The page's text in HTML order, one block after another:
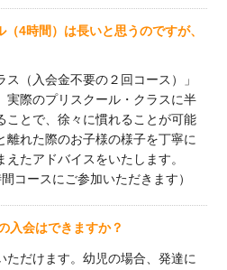
4時間）は長いと思うのですが、
ス（入会金不要の２回コース）」
実際のプリスクール・クラスに半
ことで、徐々に慣れることが可能
離れた際のお子様の様子を丁寧に
たアドバイスをいたします。
コースにご参加いただきます）
入会はできますか？
ただけます。幼児の場合、発達に